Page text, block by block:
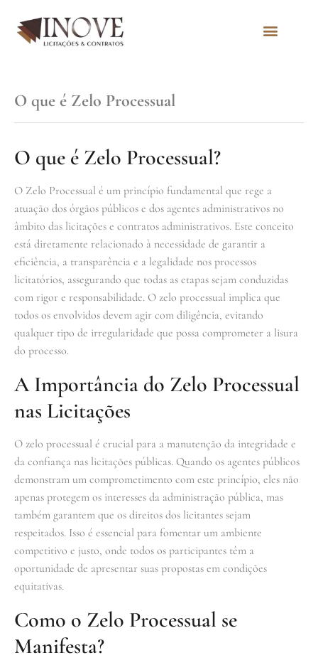
O que é Zelo Processual
O que é Zelo Processual?
O Zelo Processual é um princípio fundamental que rege a
atuação dos órgãos públicos e dos agentes administrativos no
âmbito das licitações e contratos administrativos. Este conceito
está diretamente relacionado à necessidade de garantir a
eficiência, a transparência e a legalidade nos processos
licitatórios, assegurando que todas as etapas sejam conduzidas
com rigor e responsabilidade. O zelo processual implica que
todos os envolvidos devem agir com diligência, evitando
qualquer tipo de irregularidade que possa comprometer a lisura
do processo.
A Importância do Zelo Processual
nas Licitações
O zelo processual é crucial para a manutenção da integridade e
da confiança nas licitações públicas. Quando os agentes públicos
demonstram um comprometimento com este princípio, eles não
apenas protegem os interesses da administração pública, mas
também garantem que os direitos dos licitantes sejam
respeitados. Isso é essencial para fomentar um ambiente
competitivo e justo, onde todos os participantes têm a
oportunidade de apresentar suas propostas em condições
equitativas.
Como o Zelo Processual se
Manifesta?